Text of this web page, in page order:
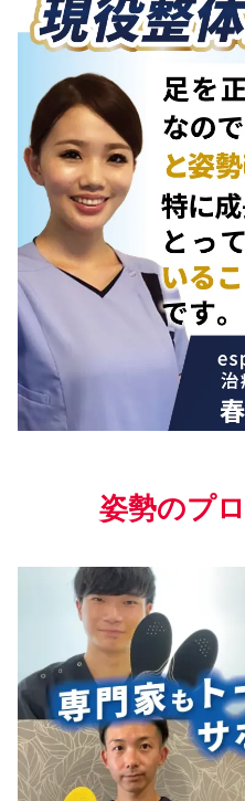
姿勢のプロ